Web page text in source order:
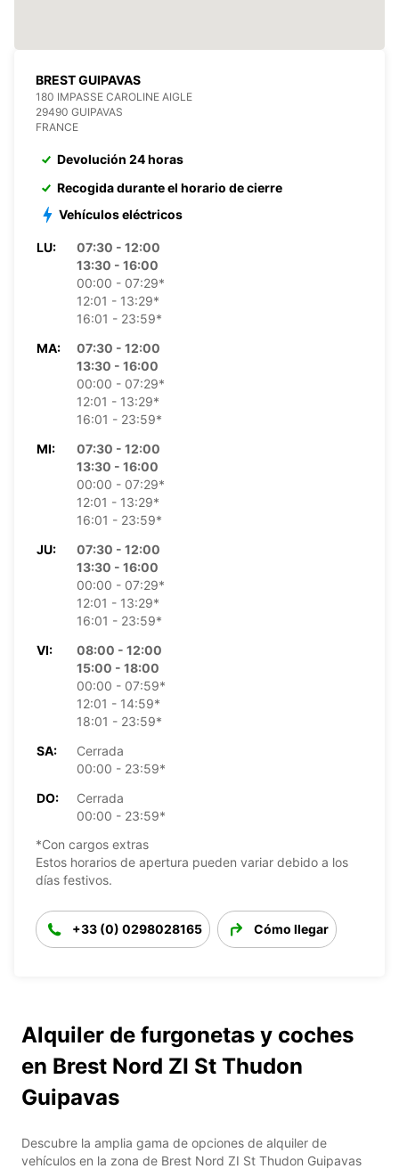
BREST GUIPAVAS
180 IMPASSE CAROLINE AIGLE
29490 GUIPAVAS
FRANCE
Devolución 24 horas
Recogida durante el horario de cierre
Vehículos eléctricos
LU:
07:30 - 12:00
13:30 - 16:00
00:00 - 07:29*
12:01 - 13:29*
16:01 - 23:59*
MA:
07:30 - 12:00
13:30 - 16:00
00:00 - 07:29*
12:01 - 13:29*
16:01 - 23:59*
MI:
07:30 - 12:00
13:30 - 16:00
00:00 - 07:29*
12:01 - 13:29*
16:01 - 23:59*
JU:
07:30 - 12:00
13:30 - 16:00
00:00 - 07:29*
12:01 - 13:29*
16:01 - 23:59*
VI:
08:00 - 12:00
15:00 - 18:00
00:00 - 07:59*
12:01 - 14:59*
18:01 - 23:59*
SA:
Cerrada
00:00 - 23:59*
DO:
Cerrada
00:00 - 23:59*
*Con cargos extras
Estos horarios de apertura pueden variar debido a los
días festivos.
+33 (0) 0298028165 Cómo llegar
Alquiler de furgonetas y coches
en Brest Nord ZI St Thudon
Guipavas
Descubre la amplia gama de opciones de alquiler de
vehículos en la zona de Brest Nord ZI St Thudon Guipavas